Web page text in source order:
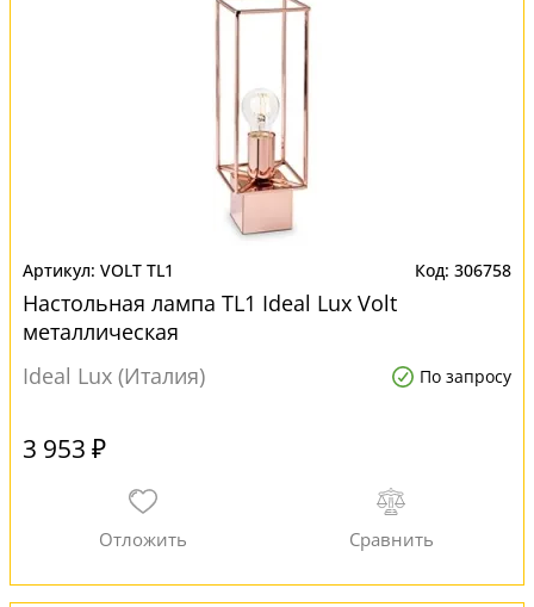
VOLT TL1 306758
Настольная лампа TL1 Ideal Lux Volt
металлическая
Ideal Lux (Италия)
По запросу
3 953 ₽